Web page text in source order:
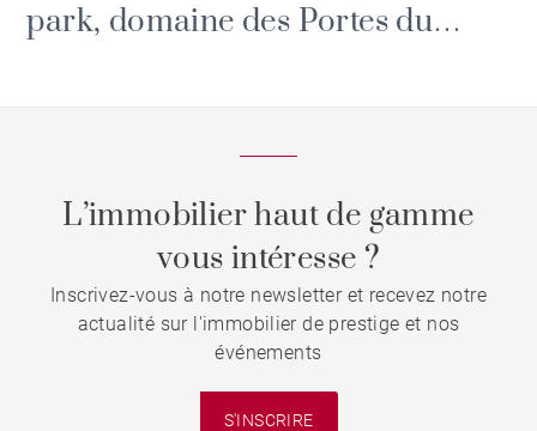
park, domaine des Portes du
L’immobilier haut de gamme
vous intéresse ?
Inscrivez-vous à notre newsletter et recevez notre
actualité sur l'immobilier de prestige et nos
événements
S'INSCRIRE